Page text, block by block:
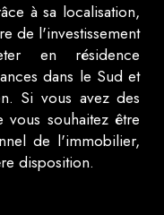
à sa localisation,
de l'investissement
en résidence
dans le Sud et
Si vous avez des
souhaitez être
de l'immobilier,
disposition.